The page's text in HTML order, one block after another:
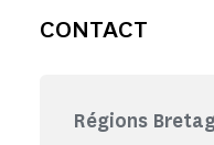
CONTACT
Régions